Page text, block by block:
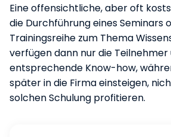
Eine offensichtliche, aber oft
die Durchführung eines Seminars
Trainingsreihe zum Thema
verfügen dann nur die Teilnehmer
entsprechende Know-how,
später in die Firma einsteigen,
solchen Schulung profitieren.